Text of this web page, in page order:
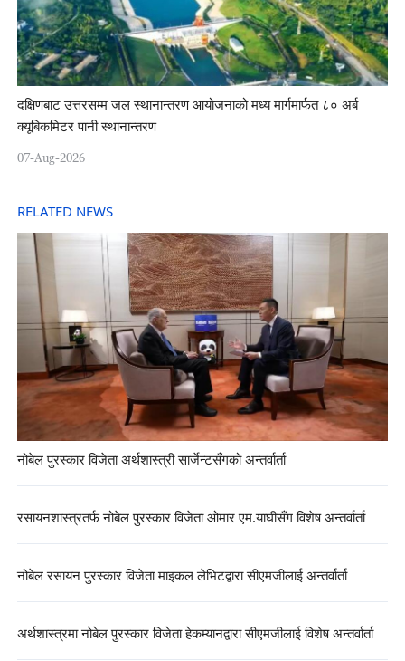
दक्षिणबाट उत्तरसम्म जल स्थानान्तरण आयोजनाको मध्य मार्गमार्फत ८० अर्ब
क्यूबिकमिटर पानी स्थानान्तरण
07-Aug-2026
RELATED NEWS
नोबेल पुरस्कार विजेता अर्थशास्त्री सार्जेन्टसँगको अन्तर्वार्ता
रसायनशास्त्रतर्फ नोबेल पुरस्कार विजेता ओमार एम.याघीसँग विशेष अन्तर्वार्ता
नोबेल रसायन पुरस्कार विजेता माइकल लेभिटद्वारा सीएमजीलाई अन्तर्वार्ता
अर्थशास्त्रमा नोबेल पुरस्कार विजेता हेकम्यानद्वारा सीएमजीलाई विशेष अन्तर्वार्ता